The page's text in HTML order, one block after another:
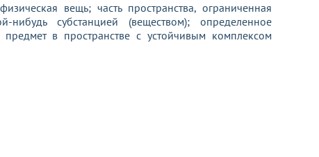
вещь; часть пространства, ограниченная
субстанцией (веществом); определенное
в пространстве с устойчивым комплексом